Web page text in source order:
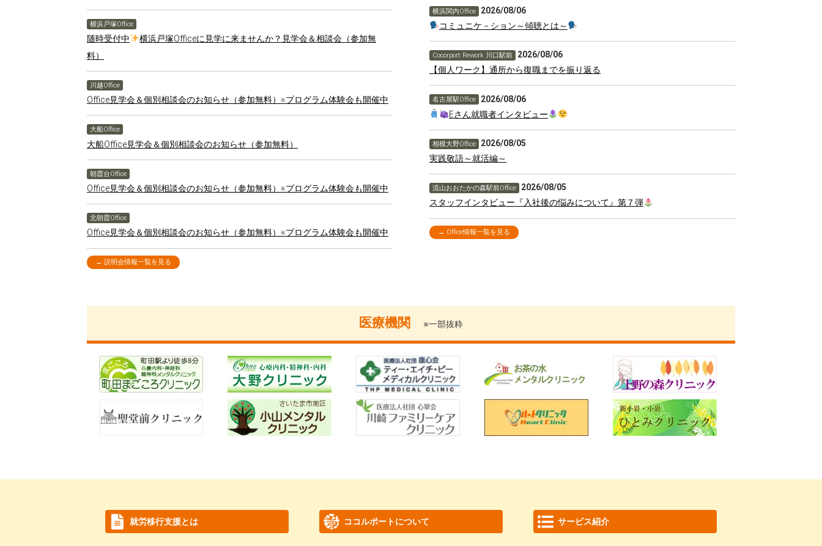
横浜戸塚Office
随時受付中
横浜戸塚Officeに見学に来ませんか？見学会＆相談会（参加無
料）
川越Office
Office見学会＆個別相談会のお知らせ（参加無料）※プログラム体験会も開催中
大船Office
大船Office見学会＆個別相談会のお知らせ（参加無料）
朝霞台Office
Office見学会＆個別相談会のお知らせ（参加無料）※プログラム体験会も開催中
北朝霞Office
Office見学会＆個別相談会のお知らせ（参加無料）※プログラム体験会も開催中
→ 説明会情報一覧を見る
横浜関内Office
2026/08/06
コミュニケ－ション～傾聴とは～
Cocorport Rework 川口駅前
2026/08/06
【個人ワーク】通所から復職までを振り返る
名古屋駅Office
2026/08/06
Eさん就職者インタビュー
相模大野Office
2026/08/05
実践敬語～就活編～
流山おおたかの森駅前Office
2026/08/05
スタッフインタビュー『入社後の悩みについて』第７弾
→ Office情報一覧を見る
医療機関 ※一部抜粋
就労移行支援とは ココルポートについて サービス紹介